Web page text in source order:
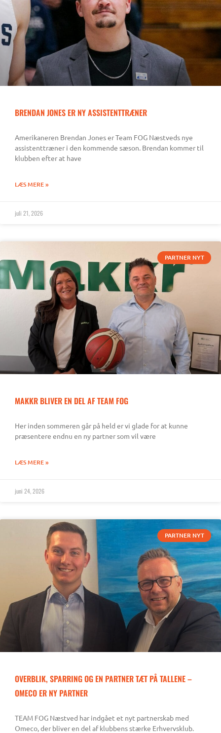
BRENDAN JONES ER NY ASSISTENTTRÆNER
Amerikaneren Brendan Jones er Team FOG Næstveds nye
assistenttræner i den kommende sæson. Brendan kommer til
klubben efter at have
LÆS MERE »
juli 21, 2026
PARTNER NYT
MAKKR BLIVER EN DEL AF TEAM FOG
Her inden sommeren går på held er vi glade for at kunne
præsentere endnu en ny partner som vil være
LÆS MERE »
juni 24, 2026
PARTNER NYT
OVERBLIK, SPARRING OG EN PARTNER TÆT PÅ TALLENE –
OMECO ER NY PARTNER
TEAM FOG Næstved har indgået et nyt partnerskab med
Omeco, der bliver en del af klubbens stærke Erhvervsklub.
e e e e e e e e
e e